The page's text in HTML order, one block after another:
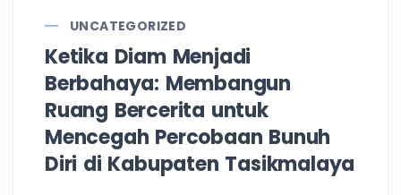
UNCATEGORIZED
Ketika Diam Menjadi
Berbahaya: Membangun
Ruang Bercerita untuk
Mencegah Percobaan Bunuh
Diri di Kabupaten Tasikmalaya